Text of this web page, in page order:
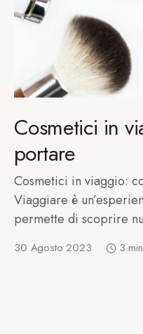
Cosmetici in
portare
Cosmetici in viaggio:
Viaggiare è
permette di scoprire
30 Agosto 2023 3